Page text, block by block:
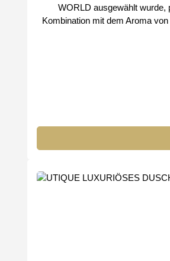
WORLD ausgewählt wurde,
Kombination mit dem Aroma